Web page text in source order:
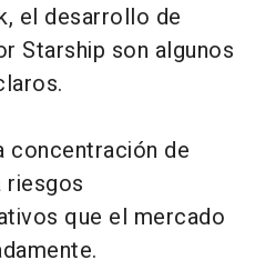
el desarrollo de
Starship son algunos
concentración de
riesgos
que el mercado